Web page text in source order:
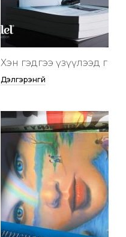
Хэн гэдгээ үзүүлээд өг
Дэлгэрэнгүй